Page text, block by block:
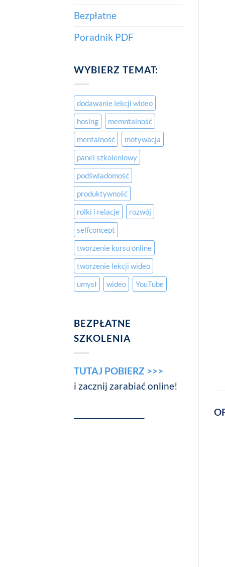
Bezpłatne
Poradnik PDF
WYBIERZ TEMAT:
dodawanie lekcji wideo
hosing
memntalność
mentalność
motywacja
panel szkoleniowy
podświadomość
produktywność
rolki i relacje
rozwój
selfconcept
tworzenie kursu online
tworzenie lekcji wideo
umysł
wideo YouTube
BEZPŁATNE
SZKOLENIA
TUTAJ POBIERZ >>>
i zacznij zarabiać online!